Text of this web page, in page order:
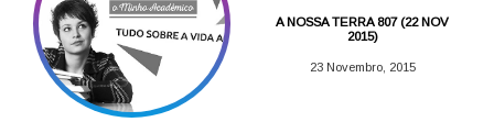
A NOSSA TERRA 807 (22 NOV
2015)
23 Novembro, 2015